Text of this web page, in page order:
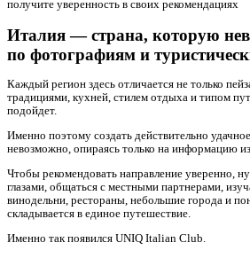
получите уверенность в своих рекомендациях
Италия — страна, которую
по фотографиям и
Каждый регион здесь отличается не только
традициями, кухней, стилем отдыха и типом
подойдет.
Именно поэтому создать действительно
невозможно, опираясь только на информацию
Чтобы рекомендовать направление уверенно,
глазами, общаться с местными партнерами,
винодельни, рестораны, небольшие города и
складывается в единое путешествие.
Именно так появился UNIQ Italian Club.